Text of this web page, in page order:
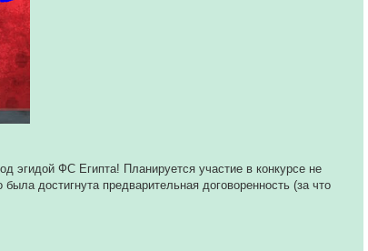
эгидой ФС Египта! Планируется участие в конкурсе не
достигнута предварительная договоренность (за что